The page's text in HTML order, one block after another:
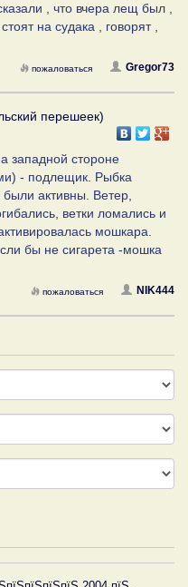
, что вчера лещ был ,
на судака , говорят ,
Gregor73
пожаловаться
перешеек)
западной стороне
- подлещик. Рыбка
активны. Ветер,
ветки ломались и
мошкара.
бы не сигарета -мошка
NIK444
пожаловаться